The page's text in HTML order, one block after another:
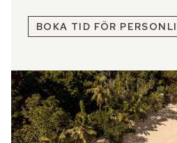
BOKA TID FÖR